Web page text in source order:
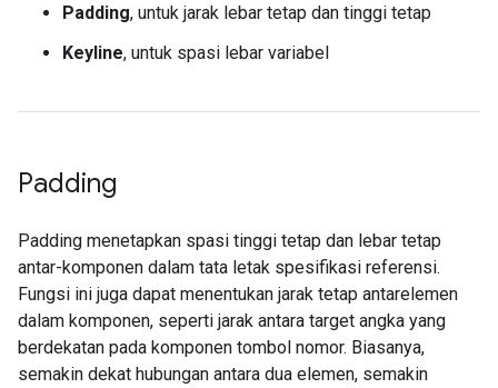
Padding, untuk jarak lebar tetap dan tinggi tetap
Keyline, untuk spasi lebar variabel
Padding
Padding menetapkan spasi tinggi tetap dan lebar tetap
antar-komponen dalam tata letak spesifikasi referensi.
Fungsi ini juga dapat menentukan jarak tetap antarelemen
dalam komponen, seperti jarak antara target angka yang
berdekatan pada komponen tombol nomor. Biasanya,
semakin dekat hubungan antara dua elemen, semakin